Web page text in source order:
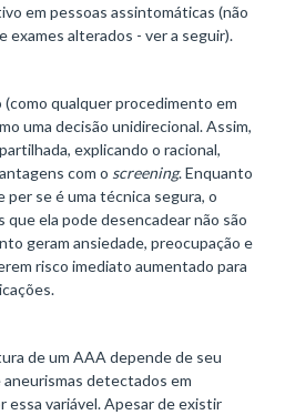
em pessoas assintomáticas (não
exames alterados - ver a seguir).
qualquer procedimento em
uma decisão unidirecional. Assim,
explicando o racional,
com o screening. Enquanto
se é uma técnica segura, o
ela pode desencadear não são
geram ansiedade, preocupação e
risco imediato aumentado para
de um AAA depende de seu
aneurismas detectados em
essa variável. Apesar de existir